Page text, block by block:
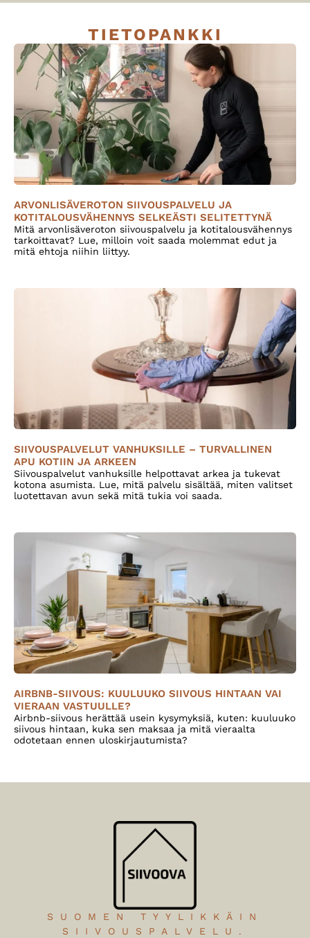
TIETOPANKKI
ARVONLISÄVEROTON SIIVOUSPALVELU JA
KOTITALOUSVÄHENNYS SELKEÄSTI SELITETTYNÄ
Mitä arvonlisäveroton siivouspalvelu ja kotitalousvähennys
tarkoittavat? Lue, milloin voit saada molemmat edut ja
mitä ehtoja niihin liittyy.
SIIVOUSPALVELUT VANHUKSILLE – TURVALLINEN
APU KOTIIN JA ARKEEN
Siivouspalvelut vanhuksille helpottavat arkea ja tukevat
kotona asumista. Lue, mitä palvelu sisältää, miten valitset
luotettavan avun sekä mitä tukia voi saada.
AIRBNB-SIIVOUS: KUULUUKO SIIVOUS HINTAAN VAI
VIERAAN VASTUULLE?
Airbnb-siivous herättää usein kysymyksiä, kuten: kuuluuko
siivous hintaan, kuka sen maksaa ja mitä vieraalta
odotetaan ennen uloskirjautumista?
SUOMEN TYYLIKKÄIN
SIIVOUSPALVELU.